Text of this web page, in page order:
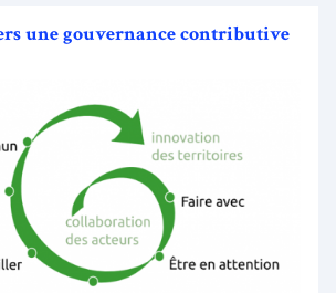
une gouvernance contributive